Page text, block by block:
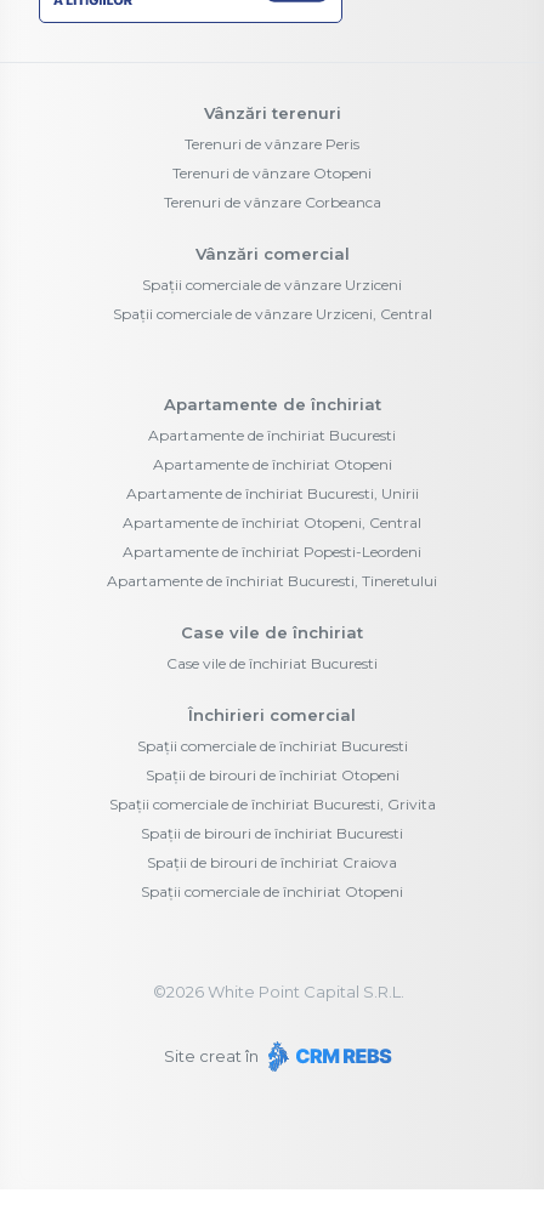
Vânzări terenuri
Terenuri de vânzare Peris
Terenuri de vânzare Otopeni
Terenuri de vânzare Corbeanca
Vânzări comercial
Spații comerciale de vânzare Urziceni
Spații comerciale de vânzare Urziceni, Central
Apartamente de închiriat
Apartamente de închiriat Bucuresti
Apartamente de închiriat Otopeni
Apartamente de închiriat Bucuresti, Unirii
Apartamente de închiriat Otopeni, Central
Apartamente de închiriat Popesti-Leordeni
Apartamente de închiriat Bucuresti, Tineretului
Case vile de închiriat
Case vile de închiriat Bucuresti
Închirieri comercial
Spații comerciale de închiriat Bucuresti
Spații de birouri de închiriat Otopeni
Spații comerciale de închiriat Bucuresti, Grivita
Spații de birouri de închiriat Bucuresti
Spații de birouri de închiriat Craiova
Spații comerciale de închiriat Otopeni
©2026White Point Capital S.R.L.
Site creat în